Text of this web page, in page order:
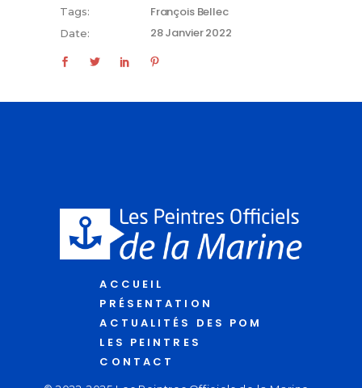
Tags: François Bellec
Date: 28 Janvier 2022
ACCUEIL
PRÉSENTATION
ACTUALITÉS DES POM
LES PEINTRES
CONTACT